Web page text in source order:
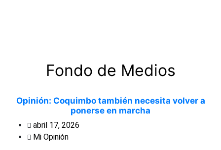
Fondo de Medios
Opinión: Coquimbo también necesita volver a
ponerse en marcha
abril 17, 2026
Mi Opinión